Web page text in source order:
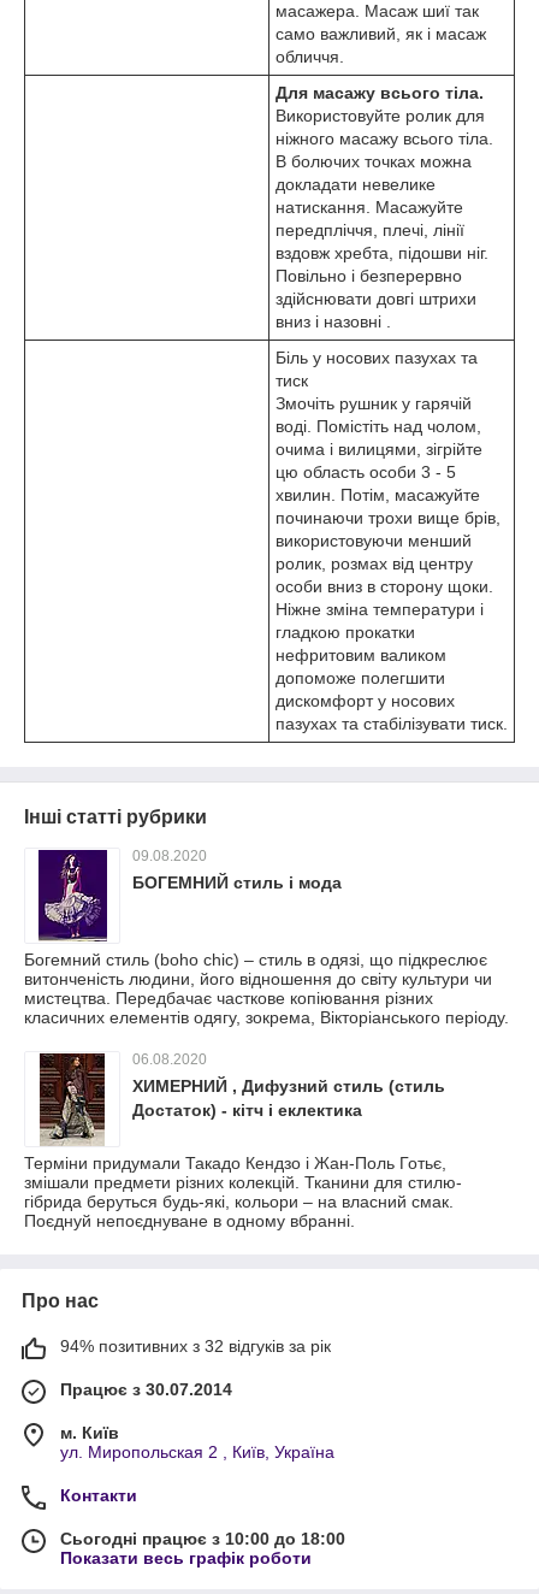
масажера. Масаж шиї так
само важливий, як і масаж
обличчя.
Для масажу всього тіла.
Використовуйте ролик для
ніжного масажу всього тіла.
В болючих точках можна
докладати невелике
натискання. Масажуйте
передпліччя, плечі, лінії
вздовж хребта, підошви ніг.
Повільно і безперервно
здійснювати довгі штрихи
вниз і назовні .
Біль у носових пазухах та
тиск
Змочіть рушник у гарячій
воді. Помістіть над чолом,
очима і вилицями, зігрійте
цю область особи 3 - 5
хвилин. Потім, масажуйте
починаючи трохи вище брів,
використовуючи менший
ролик, розмах від центру
особи вниз в сторону щоки.
Ніжне зміна температури і
гладкою прокатки
нефритовим валиком
допоможе полегшити
дискомфорт у носових
пазухах та стабілізувати тиск.
Інші статті рубрики
09.08.2020
БОГЕМНИЙ стиль і мода
Богемний стиль (boho chic) – стиль в одязі, що підкреслює
витонченість людини, його відношення до світу культури чи
мистецтва. Передбачає часткове копіювання різних
класичних елементів одягу, зокрема, Вікторіанського періоду.
06.08.2020
ХИМЕРНИЙ , Дифузний стиль (стиль
Достаток) - кітч і еклектика
Терміни придумали Такадо Кендзо і Жан-Поль Готьє,
змішали предмети різних колекцій. Тканини для стилю-
гібрида беруться будь-які, кольори – на власний смак.
Поєднуй непоєднуване в одному вбранні.
Про нас
94% позитивних з 32 відгуків за рік
Працює з 30.07.2014
м. Київ
ул. Миропольская 2 , Київ, Україна
Контакти
Сьогодні працює з 10:00 до 18:00
Показати весь графік роботи